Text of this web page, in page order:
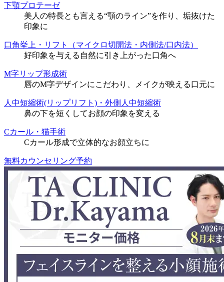
下顎プロテーゼ
美人の特長とも言える“顎のライン”を作り、垢抜けた
印象に
口角挙上・リフト（マイクロ切開法・内側法/口内法）
好印象を与える自然に引き上がった口角へ
M字リップ形成術
唇のM字デザインにこだわり、メイクが映える口元に
人中短縮術(リップリフト)・外側人中短縮術
鼻の下を短くしてお顔の印象を変える
Cカール・猫手術
Cカール形成で立体的なお顔立ちに
無料カウンセリング予約